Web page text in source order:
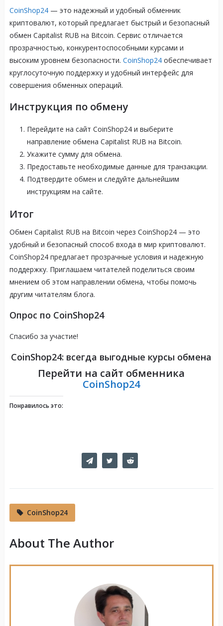
CoinShop24— это надежный и удобный обменник
криптовалют, который предлагает быстрый и безопасный
обмен Capitalist RUB на Bitcoin. Сервис отличается
прозрачностью, конкурентоспособными курсами и
высоким уровнем безопасности. CoinShop24обеспечивает
круглосуточную поддержку и удобный интерфейс для
совершения обменных операций.
Инструкция по обмену
Перейдите на сайт CoinShop24 и выберите
направление обмена Capitalist RUB на Bitcoin.
Укажите сумму для обмена.
Предоставьте необходимые данные для транзакции.
Подтвердите обмен и следуйте дальнейшим
инструкциям на сайте.
Итог
Обмен Capitalist RUB на Bitcoin через CoinShop24 — это
удобный и безопасный способ входа в мир криптовалют.
CoinShop24 предлагает прозрачные условия и надежную
поддержку. Приглашаем читателей поделиться своим
мнением об этом направлении обмена, чтобы помочь
другим читателям блога.
Опрос по CoinShop24
Спасибо за участие!
CoinShop24: всегда выгодные курсы обмена
Перейти на сайт обменника
CoinShop24
Понравилось это:
CoinShop24
About The Author